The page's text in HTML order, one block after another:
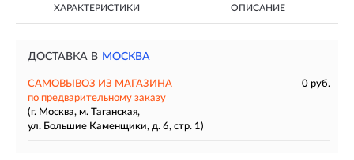
ХАРАКТЕРИСТИКИ ОПИСАНИЕ
ДОСТАВКА В МОСКВА
САМОВЫВОЗ ИЗ МАГАЗИНА
0 руб.
по предварительному заказу
(г. Москва, м. Таганская,
ул. Большие Каменщики, д. 6, стр. 1)